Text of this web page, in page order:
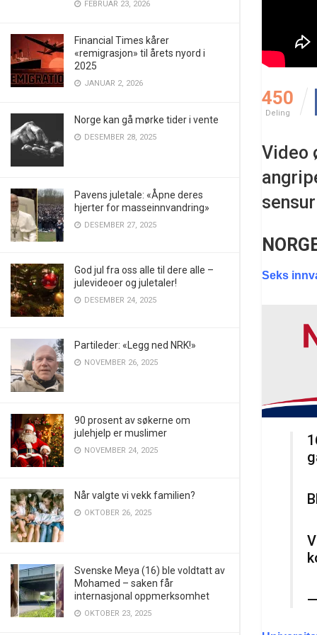
FEBRUAR 23, 2026
Financial Times kårer
«remigrasjon» til årets nyord i
2025
JANUAR 2, 2026
Norge kan gå mørke tider i vente
DESEMBER 28, 2025
Pavens juletale: «Åpne deres
hjerter for masseinnvandring»
DESEMBER 27, 2025
God jul fra oss alle til dere alle –
julevideoer og juletaler!
DESEMBER 24, 2025
Partileder: «Legg ned NRK!»
NOVEMBER 26, 2025
90 prosent av søkerne om
julehjelp er muslimer
NOVEMBER 24, 2025
Når valgte vi vekk familien?
OKTOBER 26, 2025
Svenske Meya (16) ble voldtatt av
Mohamed – saken får
internasjonal oppmerksomhet
OKTOBER 23, 2025
450
Deling
Video
Seks